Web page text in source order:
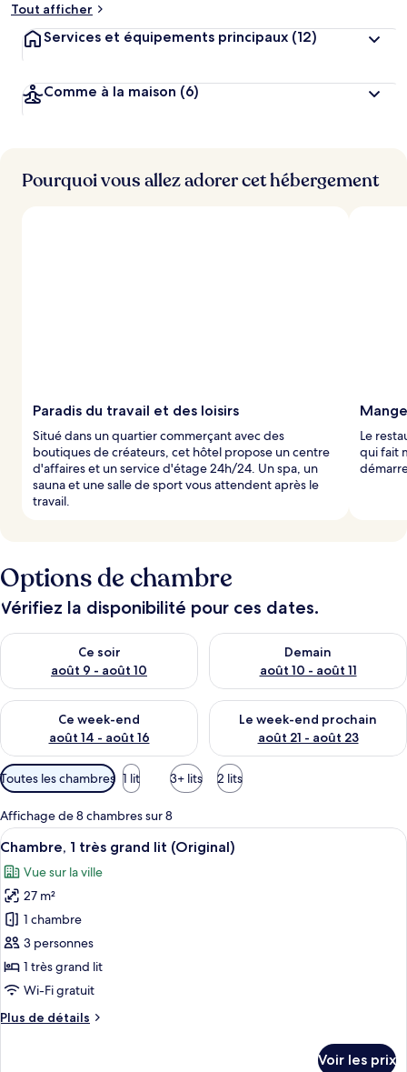
Tout afficher
Services et équipements principaux (12)
Comme à la maison (6)
Pourquoi vous allez adorer cet hébergement
Paradis du travail et des loisirs
Situé dans un quartier commerçant avec des
boutiques de créateurs, cet hôtel propose un centre
d'affaires et un service d'étage 24h/24. Un spa, un
sauna et une salle de sport vous attendent après le
travail.
Le
qui fait
Options de chambre
Vérifiez la disponibilité pour ces dates.
Ce soir
août 9 - août 10
Vérifier la disponibilité pour ce soir août 9 - août 10
Demain
août 10 - août 11
Vérifier la disponibilité pour
Ce week-end
août 14 - août 16
Vérifier la disponibilité pour ce week-end août 14 - août 16
Le week-end prochain
août 21 - août 23
Vérifier la disponibilité pour
Filtres
disponibles
pour
les
chambres
Toutes les chambres 1 lit 3+ lits 2 lits
Affichage de 8 chambres sur 8
Afficher
toutes
les
photos
pour
ce
type
de
chambre :
Chambre,
Une chambre d’hôtel moderne
5
Chambre, 1 très grand lit (Original)
Vue sur la ville
27 m²
1 chambre
3 personnes
1 très grand lit
Wi-Fi gratuit
Plus de détails
Plus
Voir les prix